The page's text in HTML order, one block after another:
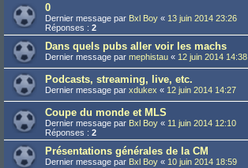
0
Dernier message par Bxl Boy « 13 juin 2014 23:26
Réponses : 2
Dans quels pubs aller voir les machs
Dernier message par mephistau « 12 juin 2014 14:38
Podcasts, streaming, live, etc.
Dernier message par xdukex « 12 juin 2014 14:27
Coupe du monde et MLS
Dernier message par Bxl Boy « 11 juin 2014 12:10
Réponses : 2
Présentations générales de la CM
Dernier message par Bxl Boy « 10 juin 2014 18:59